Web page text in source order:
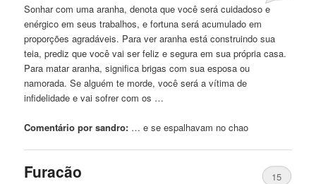
Sonhar com uma aranha, denota que você será cuidadoso e
enérgico em seus trabalhos, e fortuna será acumulado em
proporções agradáveis. Para ver aranha está construindo sua
teia, prediz que você vai ser feliz e segura em sua própria casa.
Para matar aranha, significa brigas com sua esposa ou
namorada. Se alguém te morde, você será a vítima de
infidelidade e vai sofrer com os …
Comentário por sandro: … e se espalhavam no chao
Furacão
15